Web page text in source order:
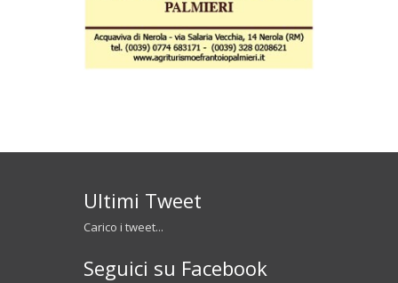
Ultimi Tweet
Carico i tweet...
Seguici su Facebook